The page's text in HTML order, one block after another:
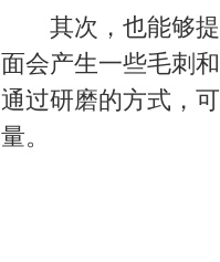
其次，也能够提
面会产生一些毛刺
通过研磨的方式，
量。